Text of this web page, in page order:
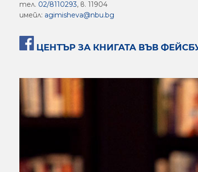
тел. 02/8110293, в. 11904
имейл: agimisheva@nbu.bg
ЦЕНТЪР ЗА КНИГАТА ВЪВ